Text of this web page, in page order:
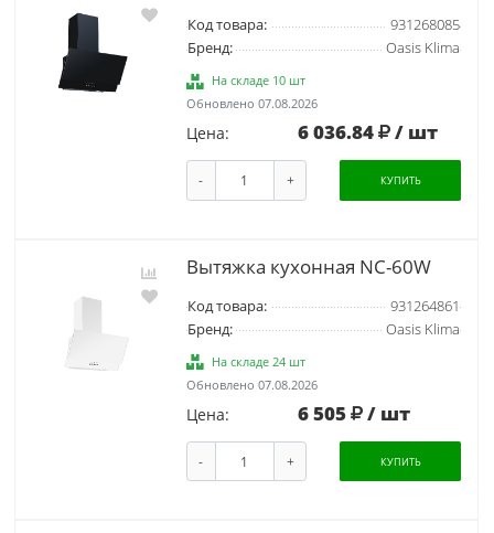
Код товара:
931268085
Бренд:
Oasis Klima
На складе 10 шт
Обновлено 07.08.2026
Цена: 6 036.84 / шт
- + КУПИТЬ
Вытяжка кухонная NC-60W
Код товара:
931264861
Бренд:
Oasis Klima
На складе 24 шт
Обновлено 07.08.2026
Цена: 6 505 / шт
- + КУПИТЬ